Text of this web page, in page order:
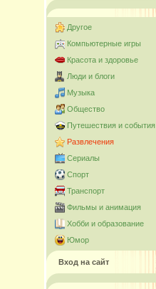
Другое
Компьютерные игры
Красота и здоровье
Люди и блоги
Музыка
Общество
Путешествия и события
Развлечения
Сериалы
Спорт
Транспорт
Фильмы и анимация
Хобби и образование
Юмор
Вход на сайт